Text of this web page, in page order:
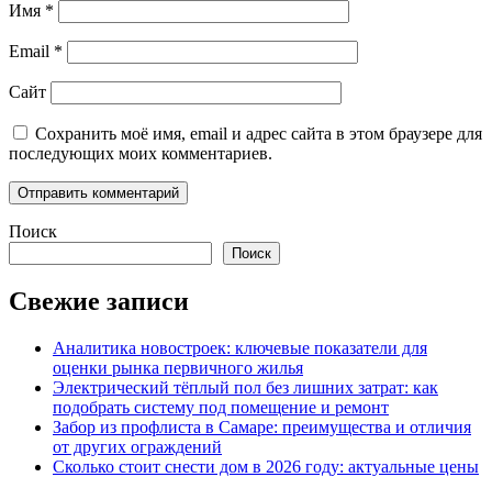
Имя *
Email *
Сайт
Сохранить моё имя, email и адрес сайта в этом браузере для
последующих моих комментариев.
Поиск
Поиск
Свежие записи
Аналитика новостроек: ключевые показатели для
оценки рынка первичного жилья
Электрический тёплый пол без лишних затрат: как
подобрать систему под помещение и ремонт
Забор из профлиста в Самаре: преимущества и отличия
от других ограждений
Сколько стоит снести дом в 2026 году: актуальные цены